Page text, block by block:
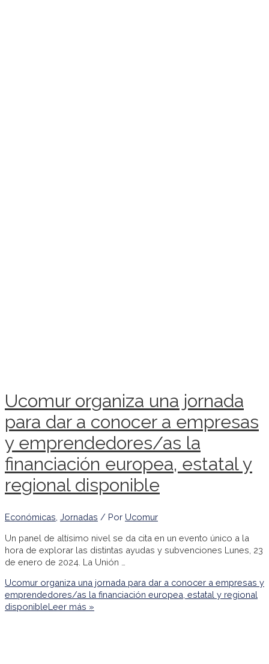
Ucomur organiza una jornada
para dar a conocer a empresas
y emprendedores/as la
financiación europea, estatal y
regional disponible
Económicas Jornadas / Por Ucomur
Un panel de altísimo nivel se da cita en un evento único a la
hora de explorar las distintas ayudas y subvenciones Lunes, 23
de enero de 2024. La Unión …
Ucomur organiza una jornada para dar a conocer a empresas y
emprendedores/as la financiación europea, estatal y regional
disponibleLeer más »